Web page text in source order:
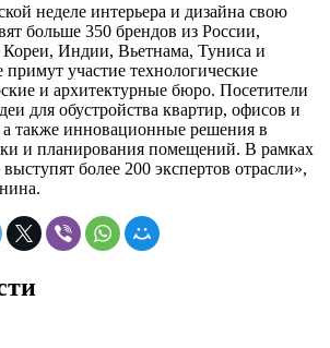
неделе интерьера и дизайна свою
больше 350 брендов из России,
Индии, Вьетнама, Туниса и
участие технологические
и архитектурные бюро. Посетители
для обустройства квартир, офисов и
а также инновационные решения в
и планирования помещений. В рамках
более 200 экспертов отрасли»,